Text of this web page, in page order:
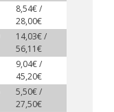
8,54€ /
28,00€
14,03€ /
56,11€
9,04€ /
45,20€
5,50€ /
27,50€